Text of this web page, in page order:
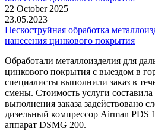
22 October 2025
23.05.2023
Пескоструйная обработка
нанесения цинкового покрытия
Обработали металлоизделия для
цинкового покрытия с выездом в
специалисты выполнили заказ в
смены. Стоимость услуги
выполнения заказа задействовано
дизельный компрессор Airman PDS
аппарат DSMG 200.